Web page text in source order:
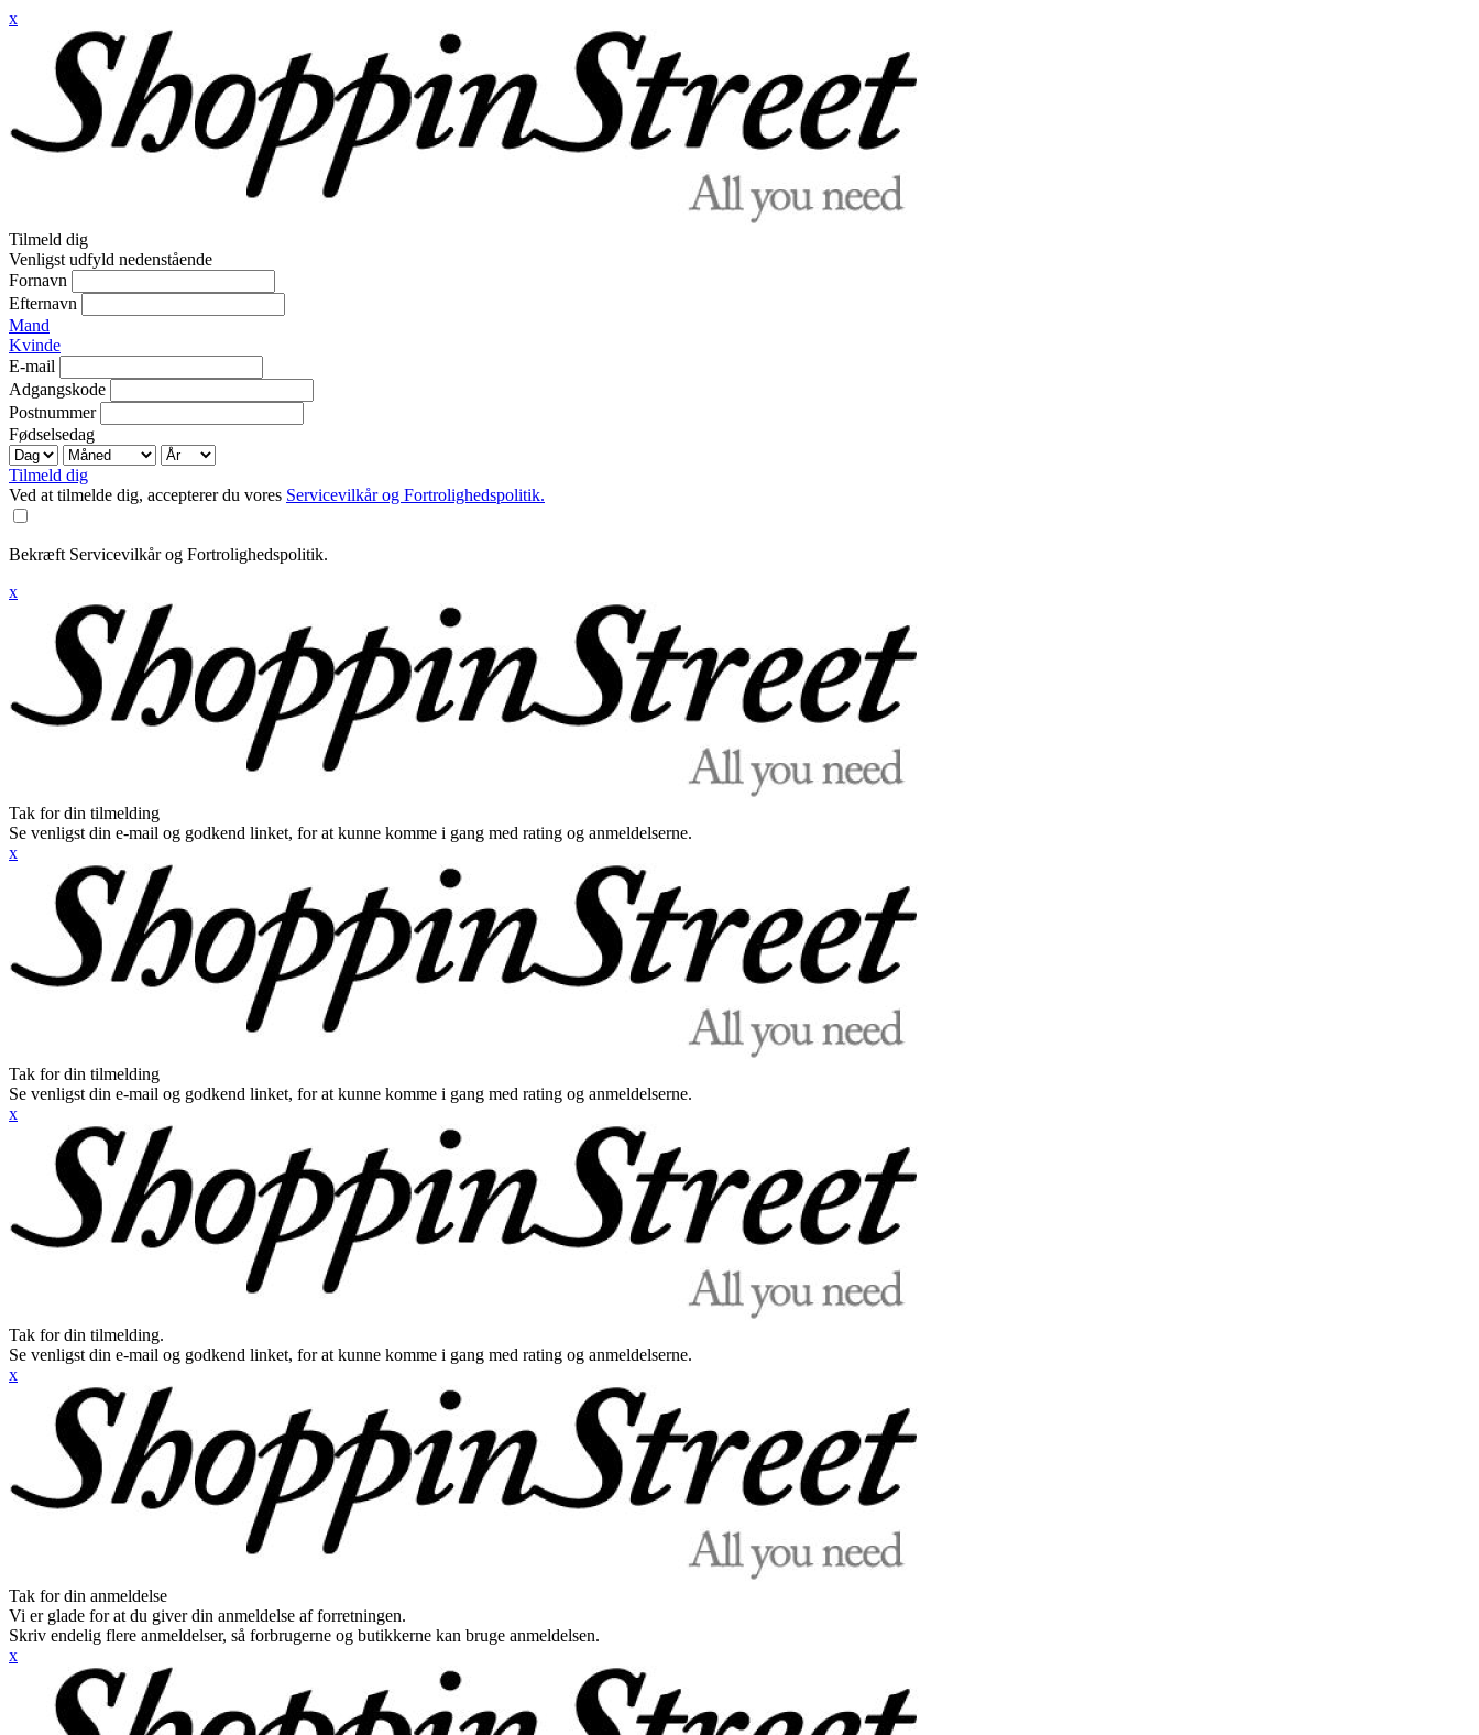
x
Tilmeld dig
Venligst udfyld nedenstående
Fornavn
Efternavn
Mand
Kvinde
E-mail
Adgangskode
Postnummer
Fødselsedag
Tilmeld dig
Ved at tilmelde dig, accepterer du vores Servicevilkår og Fortrolighedspolitik.
Bekræft Servicevilkår og Fortrolighedspolitik.
x
Tak for din tilmelding
Se venligst din e-mail og godkend linket, for at kunne komme i gang med rating og anmeldelserne.
x
Tak for din tilmelding
Se venligst din e-mail og godkend linket, for at kunne komme i gang med rating og anmeldelserne.
x
Tak for din tilmelding.
Se venligst din e-mail og godkend linket, for at kunne komme i gang med rating og anmeldelserne.
x
Tak for din anmeldelse
Vi er glade for at du giver din anmeldelse af forretningen.
Skriv endelig flere anmeldelser, så forbrugerne og butikkerne kan bruge anmeldelsen.
x